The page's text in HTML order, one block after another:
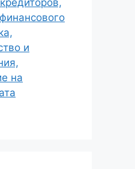
и
на